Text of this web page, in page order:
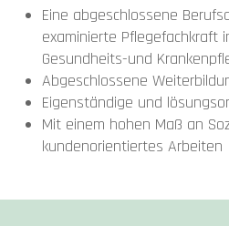
Eine abgeschlossene
examinierte Pflegefachkraft
Gesundheits-und
Abgeschlossene
Eigenständige und
Mit einem hohen Maß an
kundenorientiertes Arbeiten